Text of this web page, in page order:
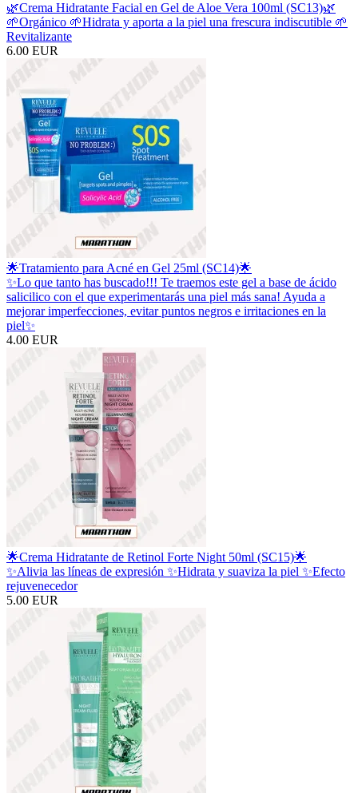
🌿Crema Hidratante Facial en Gel de Aloe Vera 100ml (SC13)🌿
🌱Orgánico 🌱Hidrata y aporta a la piel una frescura indiscutible 🌱
Revitalizante
6.00 EUR
🌟Tratamiento para Acné en Gel 25ml (SC14)🌟
✨Lo que tanto has buscado!!! Te traemos este gel a base de ácido
salicilico con el que experimentarás una piel más sana! Ayuda a
mejorar imperfecciones, evitar puntos negros e irritaciones en la
piel✨
4.00 EUR
🌟Crema Hidratante de Retinol Forte Night 50ml (SC15)🌟
✨Alivia las líneas de expresión ✨Hidrata y suaviza la piel ✨Efecto
rejuvenecedor
5.00 EUR